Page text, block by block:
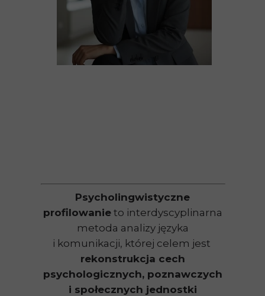
Psycholingwistyczne
profilowanieto interdyscyplinarna
metoda analizy języka
i komunikacji, której celem jest
rekonstrukcja cech
psychologicznych, poznawczych
i społecznych jednostki